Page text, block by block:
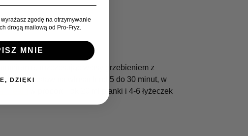
rozczesując włosy grzebieniem z
pozostaw na włosach od 5 do 30 minut, w
w proporcji ok 20 ml pianki i 4-6 łyżeczek
zgodę na otrzymywanie
drogą mailową od Pro-Fryz.
MNIE
DZIĘKI